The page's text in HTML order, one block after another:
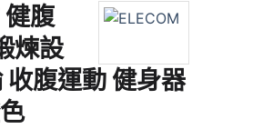
腹
煉設
腹運動 健身器